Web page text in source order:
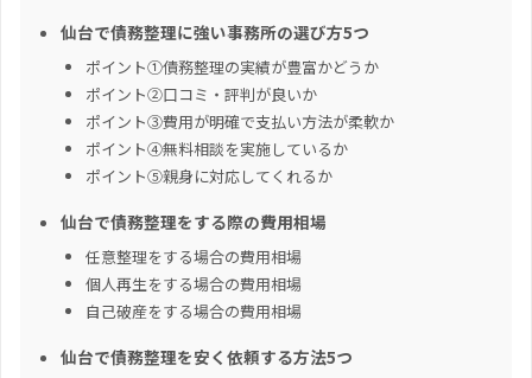
仙台で債務整理に強い事務所の選び方5つ
ポイント①債務整理の実績が豊富かどうか
ポイント②口コミ・評判が良いか
ポイント③費用が明確で支払い方法が柔軟か
ポイント④無料相談を実施しているか
ポイント⑤親身に対応してくれるか
仙台で債務整理をする際の費用相場
任意整理をする場合の費用相場
個人再生をする場合の費用相場
自己破産をする場合の費用相場
仙台で債務整理を安く依頼する方法5つ